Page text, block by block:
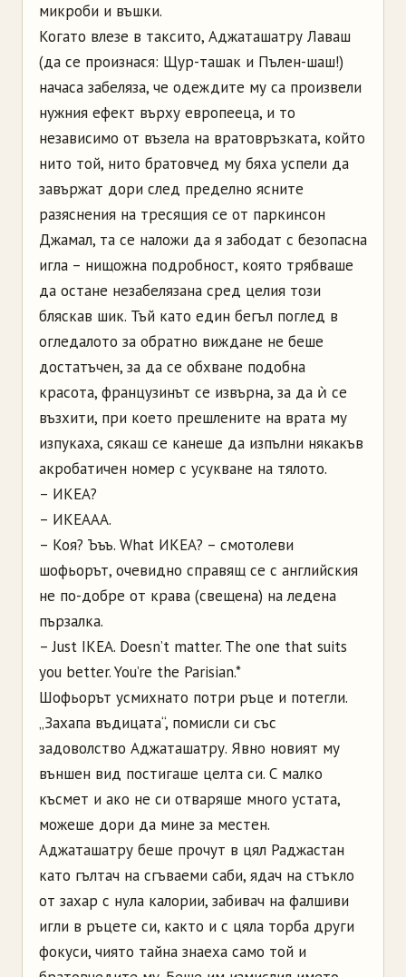
микроби и въшки.
Когато влезе в таксито, Аджаташатру Лаваш
(да се произнася: Щур-ташак и Пълен-шаш!)
начаса забеляза, че одеждите му са произвели
нужния ефект върху европееца, и то
независимо от възела на вратовръзката, който
нито той, нито братовчед му бяха успели да
завържат дори след пределно ясните
разяснения на тресящия се от паркинсон
Джамал, та се наложи да я забодат с безопасна
игла – нищожна подробност, която трябваше
да остане незабелязана сред целия този
бляскав шик. Тъй като един бегъл поглед в
огледалото за обратно виждане не беше
достатъчен, за да се обхване подобна
красота, французинът се извърна, за да ѝ се
възхити, при което прешлените на врата му
изпукаха, сякаш се канеше да изпълни някакъв
акробатичен номер с усукване на тялото.
– ИКЕА?
– ИКЕААА.
– Коя? Ъъъ. What ИКЕА? – смотолеви
шофьорът, очевидно справящ се с английския
не по-добре от крава (свещена) на ледена
пързалка.
– Just IKEA. Doesn’t matter. The one that suits
you better. You’re the Parisian.*
Шофьорът усмихнато потри ръце и потегли.
„Захапа въдицата“, помисли си със
задоволство Аджаташатру. Явно новият му
външен вид постигаше целта си. С малко
късмет и ако не си отваряше много устата,
можеше дори да мине за местен.
Аджаташатру беше прочут в цял Раджастан
като гълтач на сгъваеми саби, ядач на стъкло
от захар с нула калории, забивач на фалшиви
игли в ръцете си, както и с цяла торба други
фокуси, чиято тайна знаеха само той и